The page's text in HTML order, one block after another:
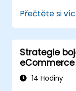
Určit
a její
Popsat,
pro tyto
Přečtěte si
Strategie
14 Hodiny